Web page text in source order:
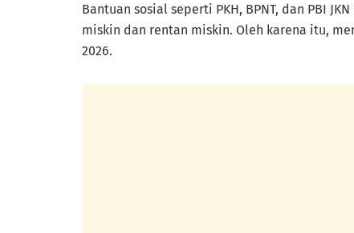
Bantuan sosial seperti PKH, BPNT, dan PBI
miskin dan rentan miskin. Oleh karena itu,
2026.